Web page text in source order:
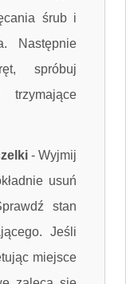
śrub i
Następnie
spróbuj
trzymające
-Wyjmij
usuń
stan
Jeśli
miejsce